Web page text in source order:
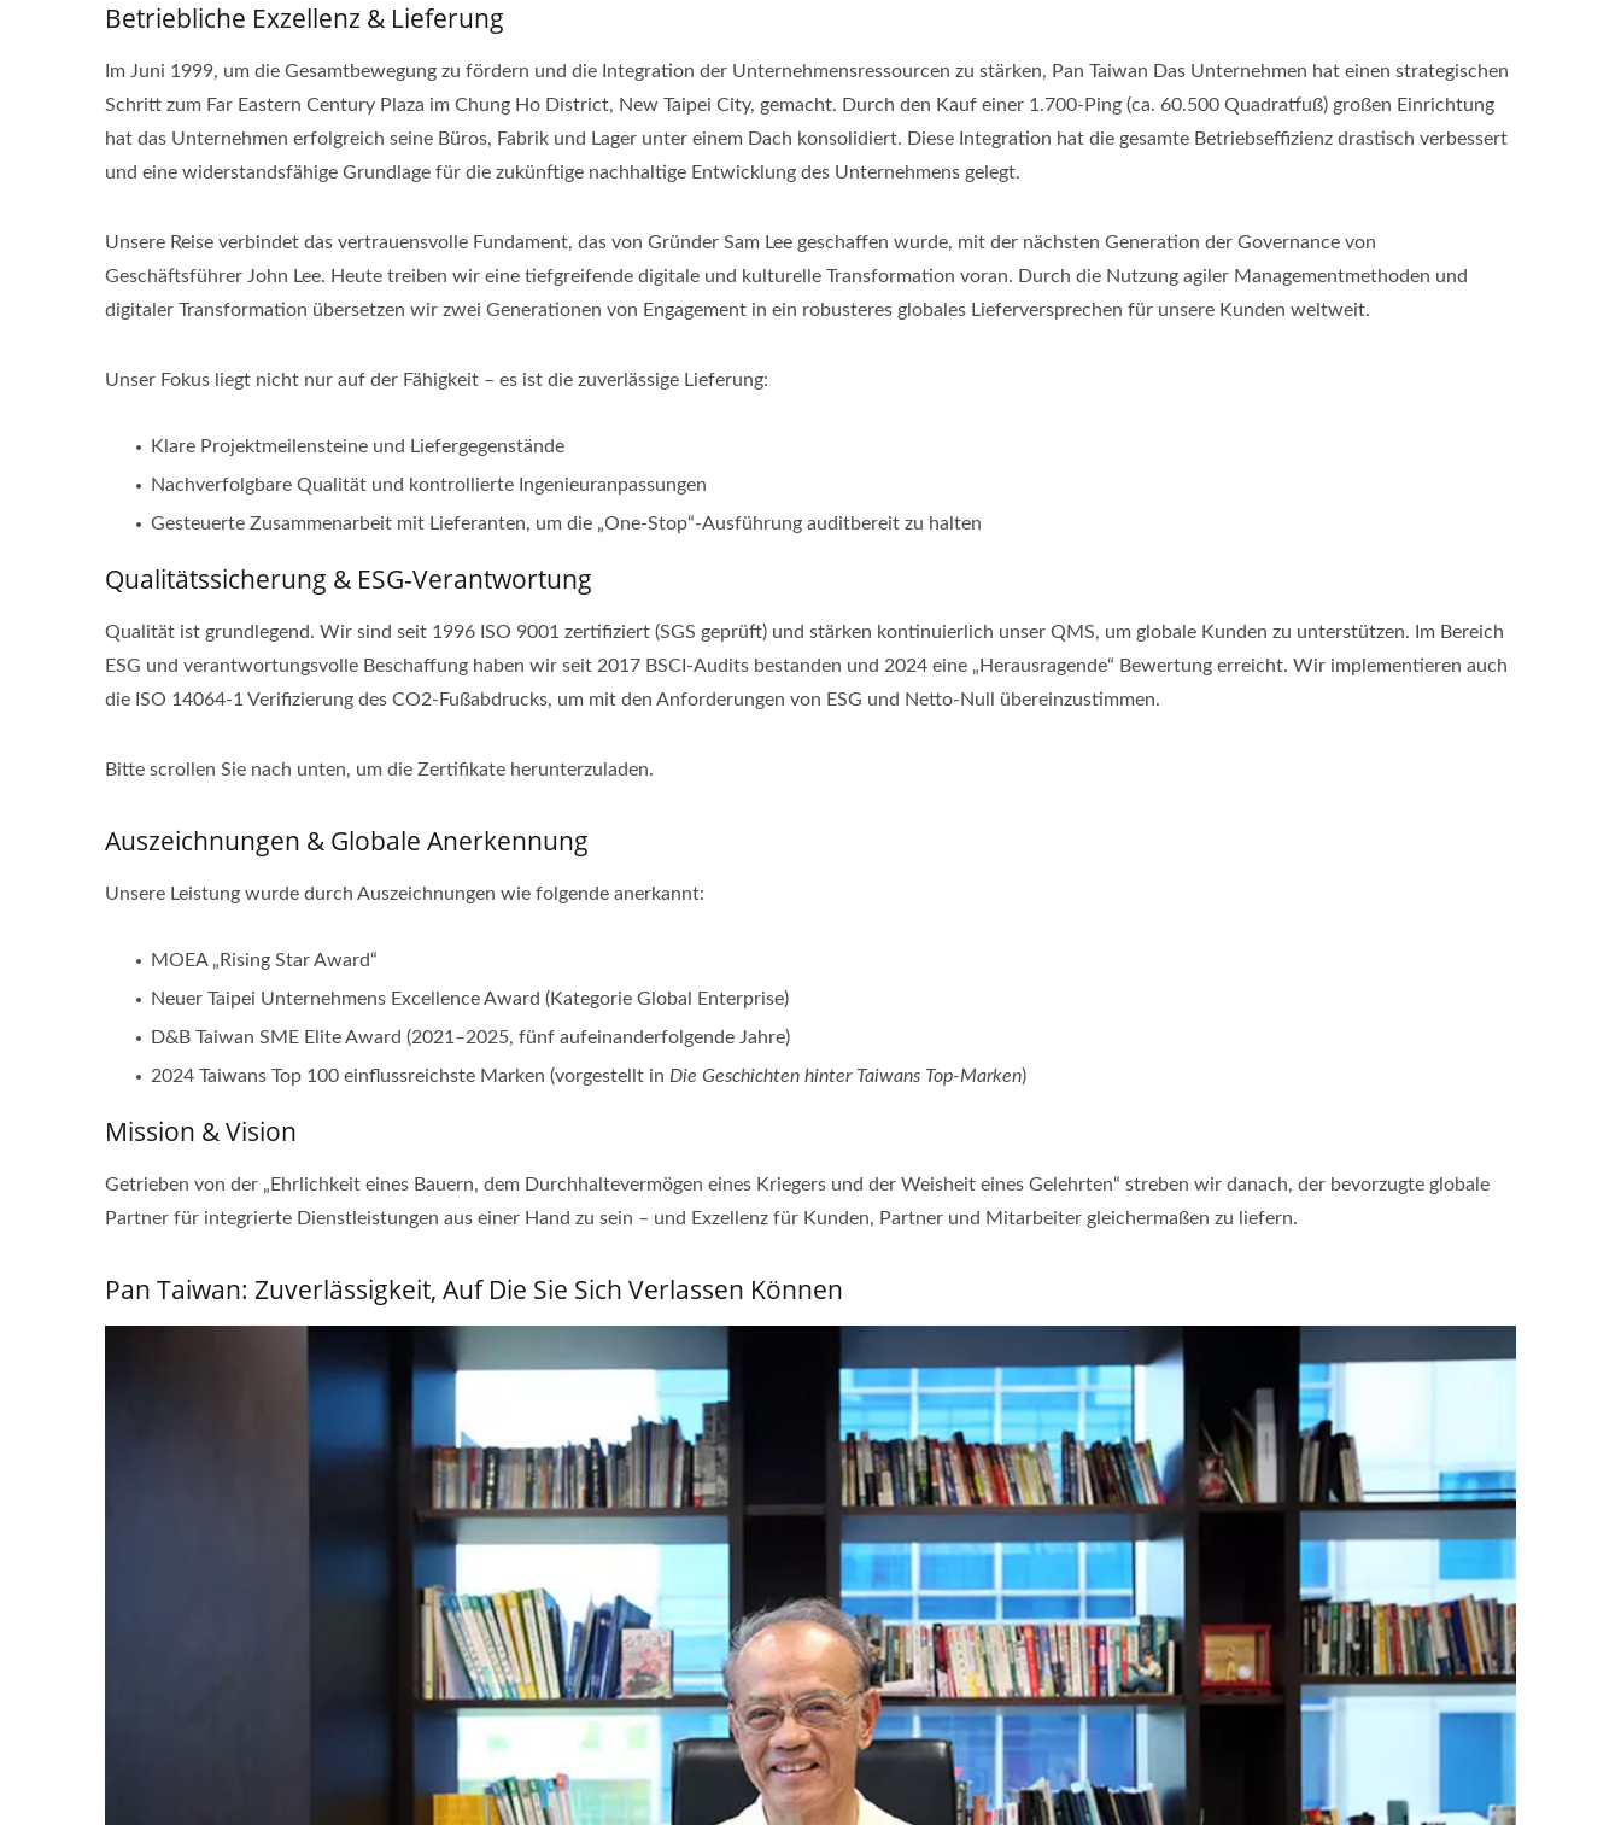
Betriebliche Exzellenz & Lieferung
Im Juni 1999, um die Gesamtbewegung zu fördern und die Integration der Unternehmensressourcen zu stärken, Pan Taiwan Das Unternehmen hat einen strategischen
Schritt zum Far Eastern Century Plaza im Chung Ho District, New Taipei City, gemacht. Durch den Kauf einer 1.700-Ping (ca. 60.500 Quadratfuß) großen Einrichtung
hat das Unternehmen erfolgreich seine Büros, Fabrik und Lager unter einem Dach konsolidiert. Diese Integration hat die gesamte Betriebseffizienz drastisch verbessert
und eine widerstandsfähige Grundlage für die zukünftige nachhaltige Entwicklung des Unternehmens gelegt.
Unsere Reise verbindet das vertrauensvolle Fundament, das von Gründer Sam Lee geschaffen wurde, mit der nächsten Generation der Governance von
Geschäftsführer John Lee. Heute treiben wir eine tiefgreifende digitale und kulturelle Transformation voran. Durch die Nutzung agiler Managementmethoden und
digitaler Transformation übersetzen wir zwei Generationen von Engagement in ein robusteres globales Lieferversprechen für unsere Kunden weltweit.
Unser Fokus liegt nicht nur auf der Fähigkeit – es ist die zuverlässige Lieferung:
Klare Projektmeilensteine und Liefergegenstände
Nachverfolgbare Qualität und kontrollierte Ingenieuranpassungen
Gesteuerte Zusammenarbeit mit Lieferanten, um die „One-Stop“-Ausführung auditbereit zu halten
Qualitätssicherung & ESG-Verantwortung
Qualität ist grundlegend. Wir sind seit 1996 ISO 9001 zertifiziert (SGS geprüft) und stärken kontinuierlich unser QMS, um globale Kunden zu unterstützen. Im Bereich
ESG und verantwortungsvolle Beschaffung haben wir seit 2017 BSCI-Audits bestanden und 2024 eine „Herausragende“ Bewertung erreicht. Wir implementieren auch
die ISO 14064-1 Verifizierung des CO2-Fußabdrucks, um mit den Anforderungen von ESG und Netto-Null übereinzustimmen.
Bitte scrollen Sie nach unten, um die Zertifikate herunterzuladen.
Auszeichnungen & Globale Anerkennung
Unsere Leistung wurde durch Auszeichnungen wie folgende anerkannt:
MOEA „Rising Star Award“
Neuer Taipei Unternehmens Excellence Award (Kategorie Global Enterprise)
D&B Taiwan SME Elite Award (2021–2025, fünf aufeinanderfolgende Jahre)
2024 Taiwans Top 100 einflussreichste Marken (vorgestellt in Die Geschichten hinter Taiwans Top-Marken)
Mission & Vision
Getrieben von der „Ehrlichkeit eines Bauern, dem Durchhaltevermögen eines Kriegers und der Weisheit eines Gelehrten“ streben wir danach, der bevorzugte globale
Partner für integrierte Dienstleistungen aus einer Hand zu sein – und Exzellenz für Kunden, Partner und Mitarbeiter gleichermaßen zu liefern.
Pan Taiwan: Zuverlässigkeit, Auf Die Sie Sich Verlassen Können